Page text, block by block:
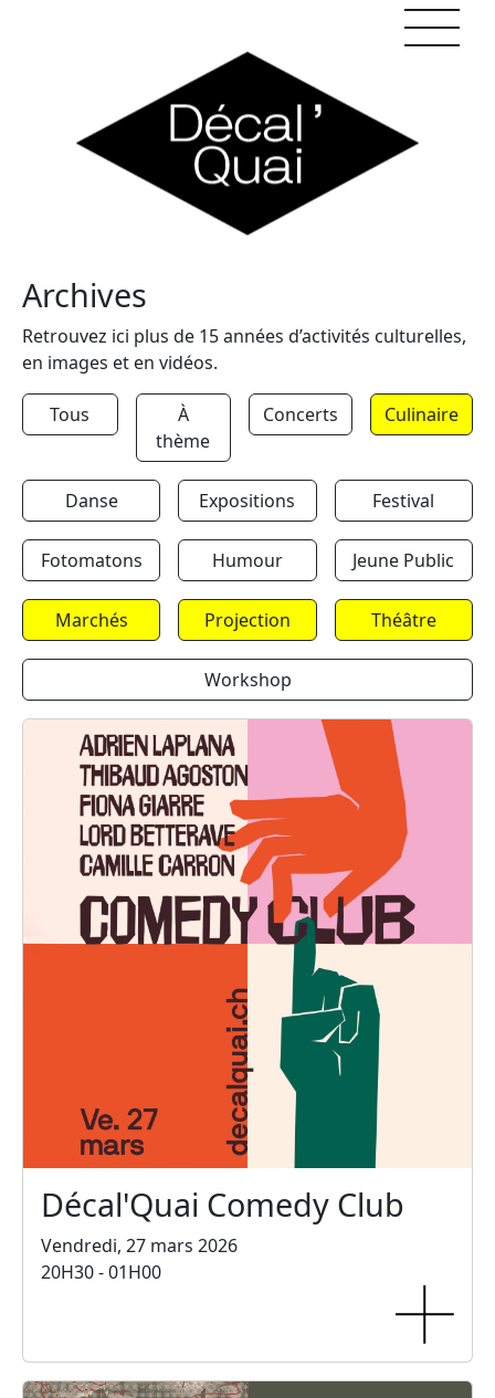
Archives
Retrouvez ici plus de 15 années d’activités culturelles,
en images et en vidéos.
Tous
À
thème
Concerts Culinaire
Danse Expositions Festival
Fotomatons Humour Jeune Public
Marchés Projection Théâtre
Workshop
Décal'Quai Comedy Club
Vendredi, 27 mars 2026
20H30 - 01H00